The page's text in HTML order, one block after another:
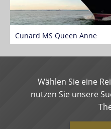
Cunard MS Queen Anne
Wählen Sie eine
nutzen Sie unsere